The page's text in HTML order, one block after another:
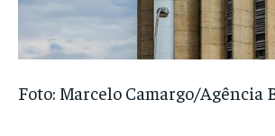
Foto: Marcelo Camargo/Agência